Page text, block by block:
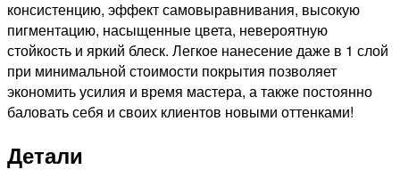
консистенцию, эффект самовыравнивания, высокую
пигментацию, насыщенные цвета, невероятную
стойкость и яркий блеск. Легкое нанесение даже в 1 слой
при минимальной стоимости покрытия позволяет
экономить усилия и время мастера, а также постоянно
баловать себя и своих клиентов новыми оттенками!
Детали